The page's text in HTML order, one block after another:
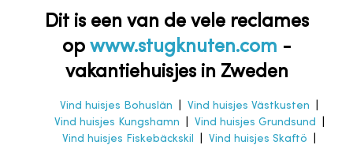
Dit is een van de vele reclames
op www.stugknuten.com -
vakantiehuisjes in Zweden
Vind huisjes Bohuslän Vind huisjes Västkusten
Vind huisjes Kungshamn
Vind huisjes Grundsund
Vind huisjes Fiskebäckskil
Vind huisjes Skaftö